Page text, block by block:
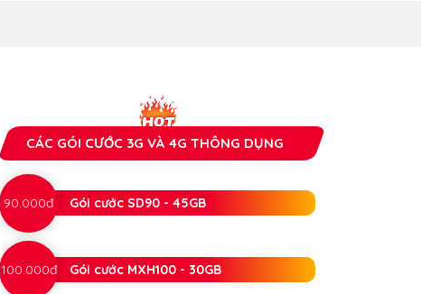
CÁC GÓI CƯỚC 3G VÀ 4G THÔNG DỤNG
90.000đ Gói cước SD90 - 45GB
100.000đ Gói cước MXH100 - 30GB